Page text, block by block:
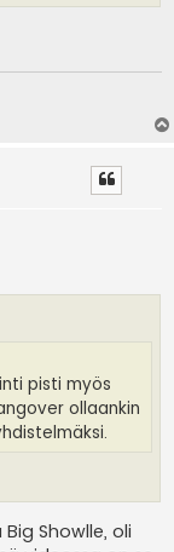
pisti myös
ollaankin
Showlle, oli